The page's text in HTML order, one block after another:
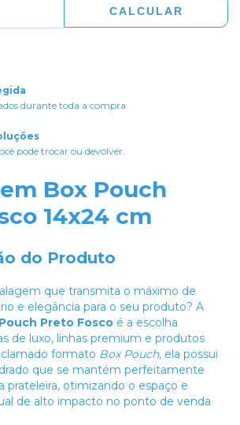
CALCULAR
durante toda a compra.
pode trocar ou devolver.
Box Pouch
14x24 cm
do Produto
que transmita o máximo de
e elegância para o seu produto? A
Preto Fosco é a escolha
de luxo, linhas premium e produtos
formato Box Pouch, ela possui
que se mantém perfeitamente
prateleira, otimizando o espaço e
de alto impacto no ponto de venda